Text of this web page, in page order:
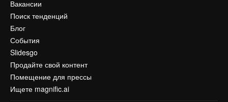
Вакансии
Поиск тенденций
Блог
События
Slidesgo
Продайте свой контент
Помещение для прессы
Ищете magnific.ai